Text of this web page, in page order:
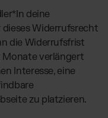
deine
Widerrufsrecht
die Widerrufsfrist
Monate verlängert
Interesse, eine
zu platzieren.